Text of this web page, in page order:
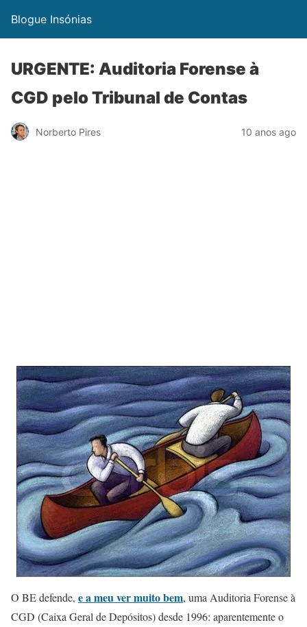
Blogue Insónias
URGENTE: Auditoria Forense à
CGD pelo Tribunal de Contas
Norberto Pires 10 anos ago
O BE defende, e a meu ver muito bem, uma Auditoria Forense à
CGD (Caixa Geral de Depósitos) desde 1996: aparentemente o